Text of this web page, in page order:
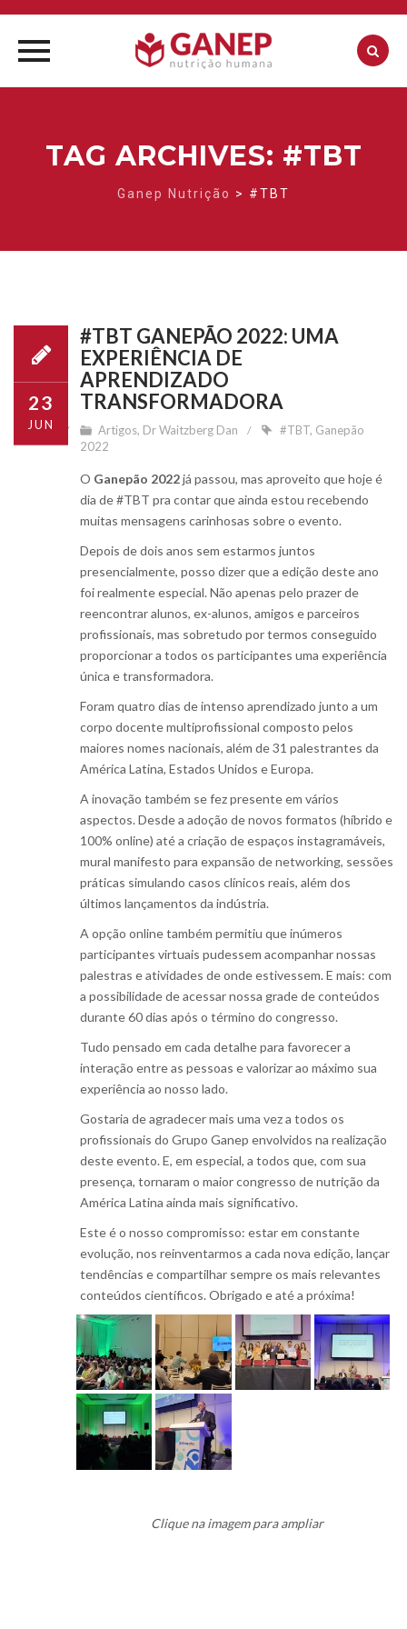
TAG ARCHIVES: #TBT
Ganep Nutrição > #TBT
23
JUN
#TBT GANEPÃO 2022: UMA
EXPERIÊNCIA DE
APRENDIZADO
TRANSFORMADORA
Artigos, Dr Waitzberg Dan #TBT, Ganepão
2022
O Ganepão 2022já passou, mas aproveito que hoje é
dia de #TBT pra contar que ainda estou recebendo
muitas mensagens carinhosas sobre o evento.
Depois de dois anos sem estarmos juntos
presencialmente, posso dizer que a edição deste ano
foi realmente especial. Não apenas pelo prazer de
reencontrar alunos, ex-alunos, amigos e parceiros
profissionais, mas sobretudo por termos conseguido
proporcionar a todos os participantes uma experiência
única e transformadora.
Foram quatro dias de intenso aprendizado junto a um
corpo docente multiprofissional composto pelos
maiores nomes nacionais, além de 31 palestrantes da
América Latina, Estados Unidos e Europa.
A inovação também se fez presente em vários
aspectos. Desde a adoção de novos formatos (híbrido e
100% online) até a criação de espaços instagramáveis,
mural manifesto para expansão de networking, sessões
práticas simulando casos clínicos reais, além dos
últimos lançamentos da indústria.
A opção online também permitiu que inúmeros
participantes virtuais pudessem acompanhar nossas
palestras e atividades de onde estivessem. E mais: com
a possibilidade de acessar nossa grade de conteúdos
durante 60 dias após o término do congresso.
Tudo pensado em cada detalhe para favorecer a
interação entre as pessoas e valorizar ao máximo sua
experiência ao nosso lado.
Gostaria de agradecer mais uma vez a todos os
profissionais do Grupo Ganep envolvidos na realização
deste evento. E, em especial, a todos que, com sua
presença, tornaram o maior congresso de nutrição da
América Latina ainda mais significativo.
Este é o nosso compromisso: estar em constante
evolução, nos reinventarmos a cada nova edição, lançar
tendências e compartilhar sempre os mais relevantes
conteúdos científicos. Obrigado e até a próxima!
Clique na imagem para ampliar